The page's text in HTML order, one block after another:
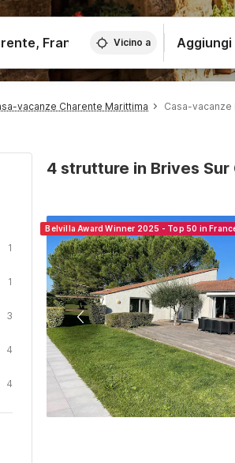
Vicino a
vacanze Charente Marittima Casa-
1
1
3
4
4
4 strutture in Brives Sur
Belvilla Award Winner 2025 - Top 50 in